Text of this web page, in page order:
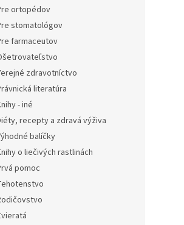
ortopédov
stomatológov
farmaceutov
zdravotníctvo
literatúra
- iné
recepty a zdravá výživa
balíčky
o liečivých rastlinách
pomoc